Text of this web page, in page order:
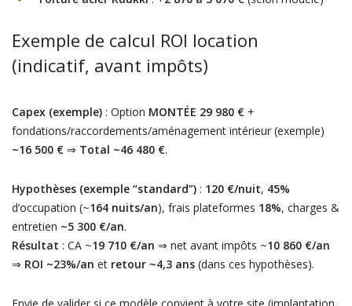
Exemple de calcul ROI location
(indicatif, avant impôts)
Capex (exemple): Option MONTÉE 29 980 €+
fondations/raccordements/aménagement intérieur (exemple)
~16 500 €⇒ Total ~46 480 €.
Hypothèses (exemple “standard”): 120 €/nuit, 45%
d’occupation (~164 nuits/an), frais plateformes 18%, charges &
entretien ~5 300 €/an.
Résultat : CA ~19 710 €/an ⇒ net avant impôts ~10 860 €/an
⇒ ROI ~23%/an et retour ~4,3 ans(dans ces hypothèses).